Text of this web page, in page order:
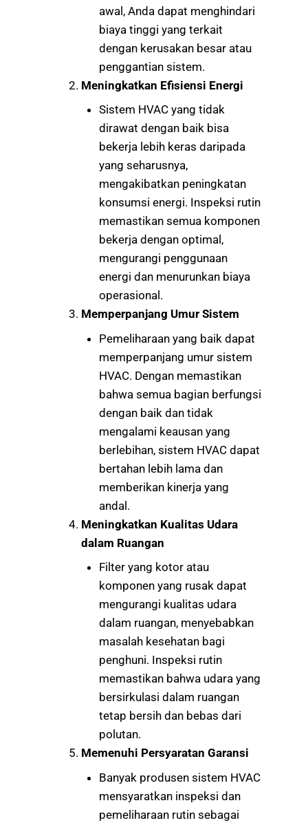
awal, Anda dapat menghindari
biaya tinggi yang terkait
dengan kerusakan besar atau
penggantian sistem.
Meningkatkan Efisiensi Energi
Sistem HVAC yang tidak
dirawat dengan baik bisa
bekerja lebih keras daripada
yang seharusnya,
mengakibatkan peningkatan
konsumsi energi. Inspeksi rutin
memastikan semua komponen
bekerja dengan optimal,
mengurangi penggunaan
energi dan menurunkan biaya
operasional.
Memperpanjang Umur Sistem
Pemeliharaan yang baik dapat
memperpanjang umur sistem
HVAC. Dengan memastikan
bahwa semua bagian berfungsi
dengan baik dan tidak
mengalami keausan yang
berlebihan, sistem HVAC dapat
bertahan lebih lama dan
memberikan kinerja yang
andal.
Meningkatkan Kualitas Udara
dalam Ruangan
Filter yang kotor atau
komponen yang rusak dapat
mengurangi kualitas udara
dalam ruangan, menyebabkan
masalah kesehatan bagi
penghuni. Inspeksi rutin
memastikan bahwa udara yang
bersirkulasi dalam ruangan
tetap bersih dan bebas dari
polutan.
Memenuhi Persyaratan Garansi
Banyak produsen sistem HVAC
mensyaratkan inspeksi dan
pemeliharaan rutin sebagai